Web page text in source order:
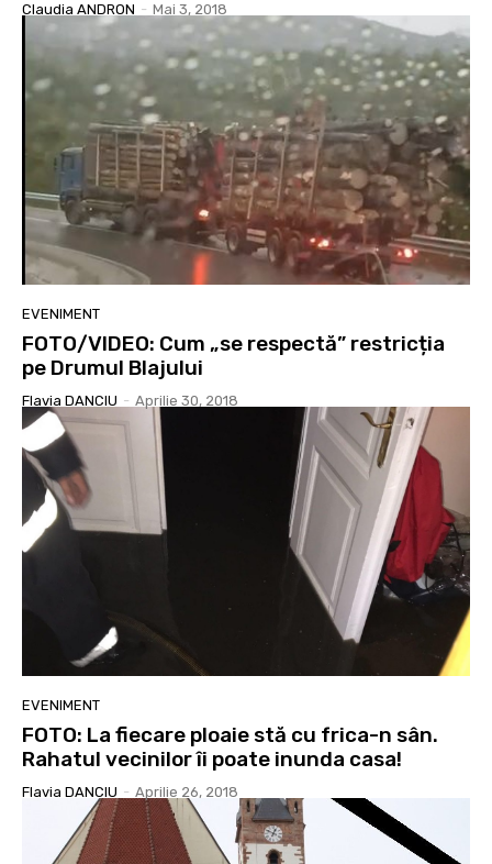
Claudia ANDRON - Mai 3, 2018
EVENIMENT
FOTO/VIDEO: Cum „se respectă” restricția
pe Drumul Blajului
Flavia DANCIU - Aprilie 30, 2018
EVENIMENT
FOTO: La fiecare ploaie stă cu frica-n sân.
Rahatul vecinilor îi poate inunda casa!
Flavia DANCIU - Aprilie 26, 2018